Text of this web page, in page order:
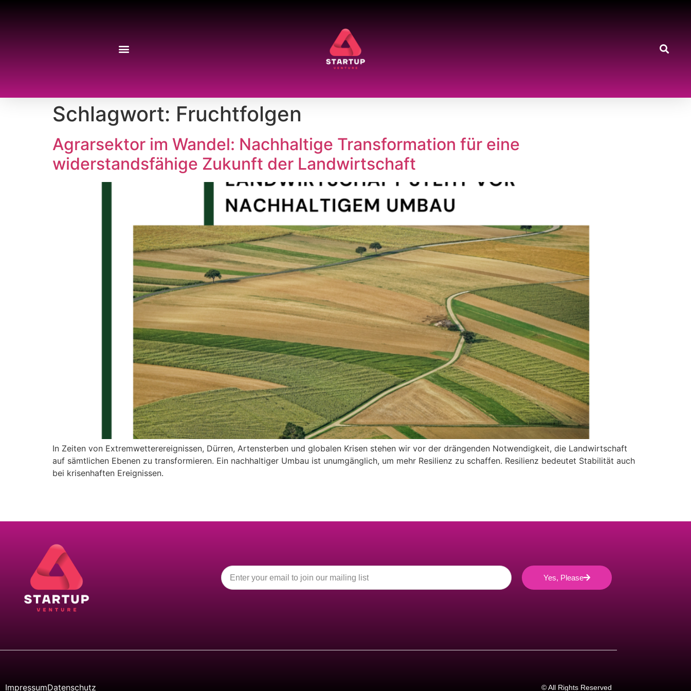
Schlagwort: Fruchtfolgen
Agrarsektor im Wandel: Nachhaltige Transformation für eine
widerstandsfähige Zukunft der Landwirtschaft
In Zeiten von Extremwetterereignissen, Dürren, Artensterben und globalen Krisen stehen wir vor der drängenden Notwendigkeit, die Landwirtschaft
auf sämtlichen Ebenen zu transformieren. Ein nachhaltiger Umbau ist unumgänglich, um mehr Resilienz zu schaffen. Resilienz bedeutet Stabilität auch
bei krisenhaften Ereignissen.
Yes, Please
ImpressumDatenschutz © All Rights Reserved